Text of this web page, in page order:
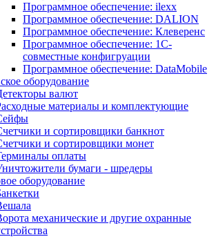
Программное обеспечение: ilexx
Программное обеспечение: DALION
Программное обеспечение: Клеверенс
Программное обеспечение: 1С-
совместные конфигруации
Программное обеспечение: DataMobile
оборудование
валют
материалы и комплектующие
и сортировщики банкнот
и сортировщики монет
оплаты
бумаги - шредеры
оборудование
механические и другие охранные